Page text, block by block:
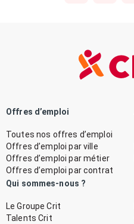
Offres d’emploi
Toutes nos offres d’emploi
Offres d’emploi par ville
Offres d’emploi par métier
Offres d’emploi par contrat
Qui sommes-nous ?
Le Groupe Crit
Talents Crit